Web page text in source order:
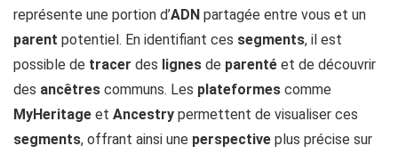
représente une portion d’ADN partagée entre vous et un
parent potentiel. En identifiant ces segments, il est
possible de tracer des lignes de parenté et de découvrir
des ancêtres communs. Les plateformes comme
MyHeritage et Ancestry permettent de visualiser ces
segments, offrant ainsi une perspective plus précise sur